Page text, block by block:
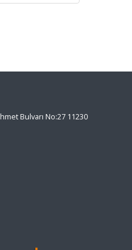
Bulvarı No:27 11230